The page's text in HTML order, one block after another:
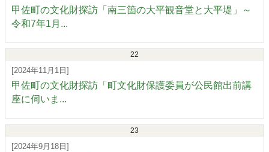
甲佐町の文化財探訪「南三箇の大平観音堂と大平堤」～
令和7年1月...
22
[2024年11月1日]
甲佐町の文化財探訪「町文化財保護委員が公民館出前講
座に伺いま...
23
[2024年9月18日]